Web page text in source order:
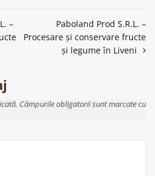
–
Paboland Prod S.R.L. –
Procesare și conservare fructe
și legume în Liveni
Câmpurile obligatorii sunt marcate cu